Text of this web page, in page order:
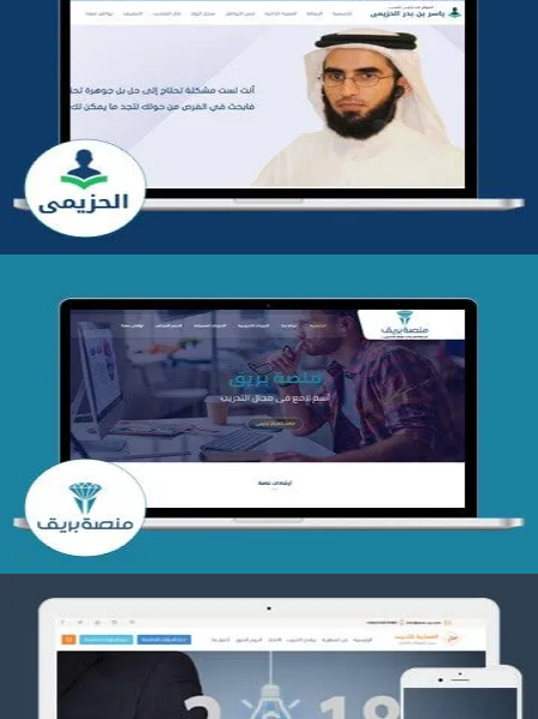
تطوير موقع المدرب ياسر الحزيمي
التفاصيل
تصميم منصة بريق
التفاصيل
تصميم العمارية للتدريب